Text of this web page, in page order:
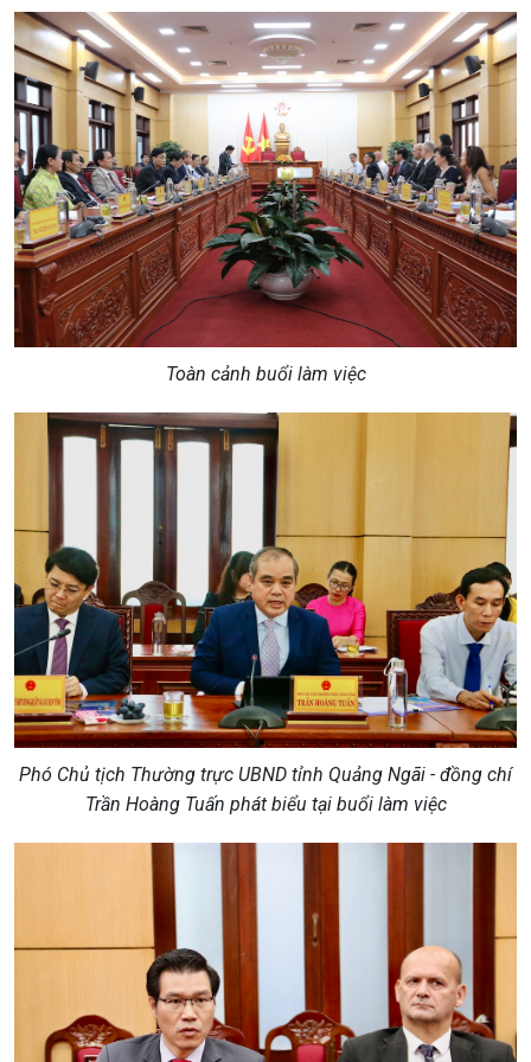
Toàn cảnh buổi làm việc
Phó Chủ tịch Thường trực UBND tỉnh Quảng Ngãi - đồng chí
Trần Hoàng Tuấn phát biểu tại buổi làm việc